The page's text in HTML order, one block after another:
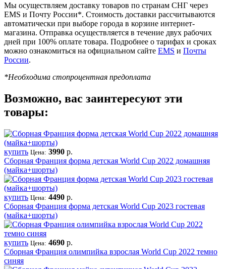
Мы осуществляем доставку товаров по странам СНГ через
EMS и Почту России*. Стоимость доставки рассчитываются
автоматически при выборе города в корзине интернет-
магазина. Отправка осуществляется в течение двух рабочих
дней при 100% оплате товара. Подробнее о тарифах и сроках
можно ознакомиться на официальном сайте EMS и Почты
России.
*Необходима стопроцентная предоплата
Возможно, вас заинтересуют эти
товары:
купить Цена: 3990 р.
Сборная Франция форма детская World Cup 2022 домашняя
(майка+шорты)
купить Цена: 4490 р.
Сборная Франция форма детская World Cup 2023 гостевая
(майка+шорты)
купить Цена: 4690 р.
Сборная Франция олимпийка взрослая World Cup 2022 темно
синяя